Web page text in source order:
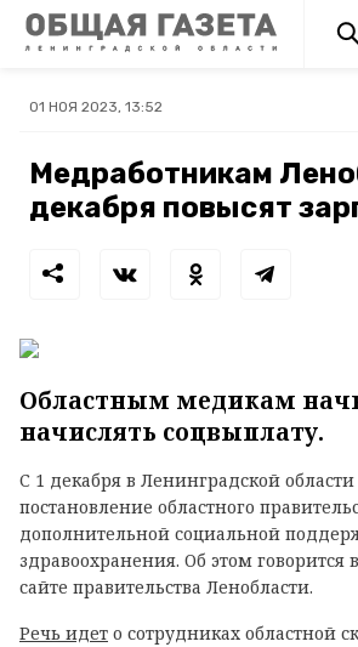
01 НОЯ 2023, 13:52
Медработникам
декабря повысят
Областным медикам
начислять соцвыплату.
С 1 декабря в Ленинградской области
постановление областного
дополнительной социальной
здравоохранения. Об этом говорится
сайте правительства Ленобласти.
Речь идет о сотрудниках областной